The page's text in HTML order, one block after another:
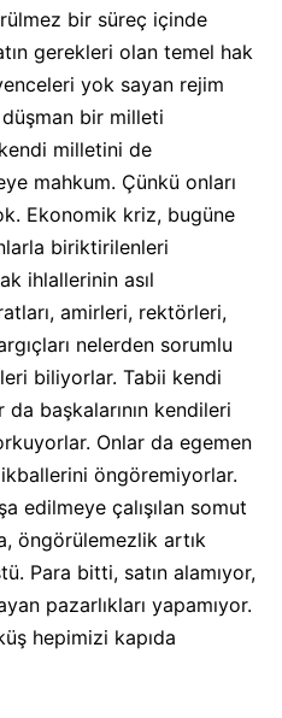
bir süreç içinde
gerekleri olan temel hak
yok sayan rejim
bir milleti
milletini de
mahkum. Çünkü onları
Ekonomik kriz, bugüne
biriktirilenleri
ihlallerinin asıl
amirleri, rektörleri,
nelerden sorumlu
biliyorlar. Tabii kendi
başkalarının kendileri
Onlar da egemen
öngöremiyorlar.
edilmeye çalışılan somut
öngörülemezlik artık
Para bitti, satın alamıyor,
pazarlıkları yapamıyor.
hepimizi kapıda